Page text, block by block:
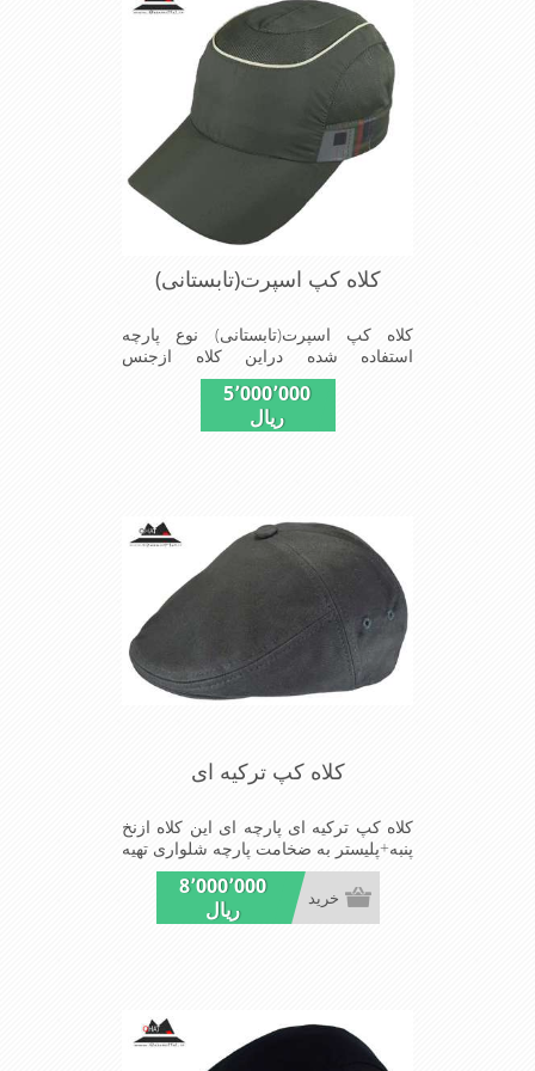
کلاه کپ اسپرت(تابستانی)
کلاه کپ اسپرت(تابستانی) نوع پارچه
استفاده شده دراین کلاه ازجنس
پلیستراست ونقاب که مناسب این شکل
ازکلاه است ودوقسمت پهلوی این کلاه
(ترک های پهلوی)بخاطرحرکت
فرمی از دیگر خصوصیات این کلاه می
باشندmade in China
5٬000٬000
ریال
کلاه کپ ترکیه ای
کلاه کپ ترکیه ای پارچه ای این کلاه ازنخ
پنبه+پلیستر به ضخامت پارچه شلواری تهیه
شده است شیک ومناسب افرادخوش پوش
جنس عالی,دوخت مناسب,سبکی,خوش
فرمی ازدیگرخصوصیات این کلاه می
8٬000٬000
ریال
خرید